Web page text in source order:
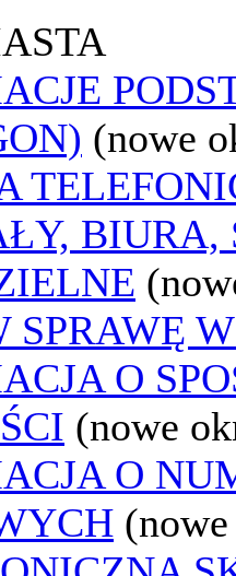
(nowe
BIURA,
SPRAWĘ
O
(nowe
O